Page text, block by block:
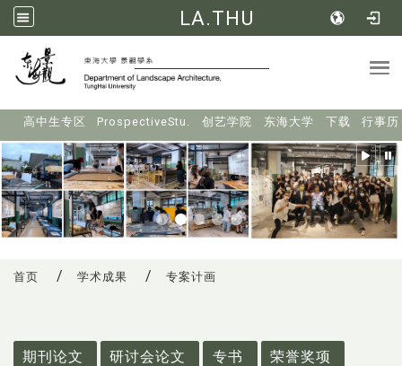
LA.THU
高中生专区 ProspectiveStu. 创艺学院 东海大学 下载 行事历
首页 学术成果 专案计画
期刊论文
研讨会论文 专书 荣誉奖项